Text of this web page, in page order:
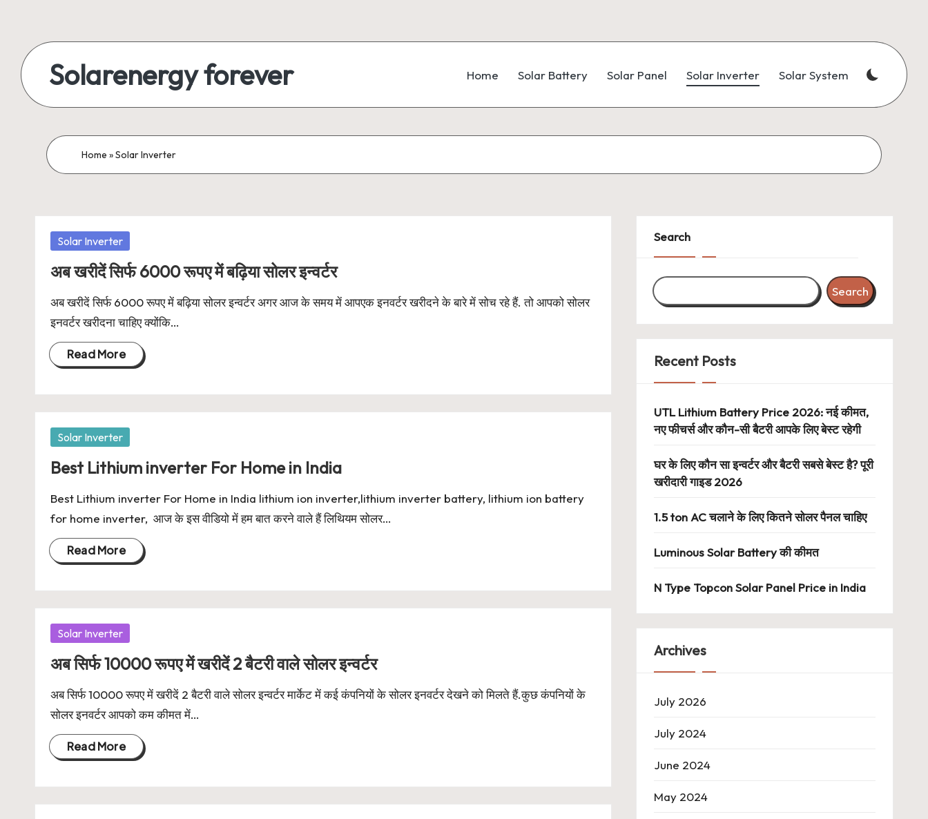
content
Solarenergy forever
बिजली
Home Solar Battery Solar Panel Solar Inverter Solar System
Home »Solar Inverter
Posted
Solar Inverter
अब खरीदें सिर्फ 6000 रूपए में बढ़िया सोलर इन्वर्टर
अब खरीदें सिर्फ 6000 रूपए में बढ़िया सोलर इन्वर्टर अगर आज के समय में आपएक इनवर्टर खरीदने के बारे में सोच रहे हैं. तो आपको सोलर
इनवर्टर खरीदना चाहिए क्योंकि…
Read More
Posted
Solar Inverter
Best Lithium inverter For Home in India
Best Lithium inverter For Home in India lithium ion inverter,lithium inverter battery, lithium ion battery
for home inverter, आज के इस वीडियो में हम बात करने वाले हैं लिथियम सोलर…
Read More
Posted
Solar Inverter
अब सिर्फ 10000 रूपए में खरीदें 2 बैटरी वाले सोलर इन्वर्टर
अब सिर्फ 10000 रूपए में खरीदें 2 बैटरी वाले सोलर इन्वर्टर मार्केट में कई कंपनियों के सोलर इनवर्टर देखने को मिलते हैं.कुछ कंपनियों के
सोलर इनवर्टर आपको कम कीमत में…
Read More
Search
Search
Recent Posts
UTL Lithium Battery Price 2026: नई कीमत,
नए फीचर्स और कौन-सी बैटरी आपके लिए बेस्ट रहेगी
घर के लिए कौन सा इन्वर्टर और बैटरी सबसे बेस्ट है? पूरी
खरीदारी गाइड 2026
1.5 ton AC चलाने के लिए कितने सोलर पैनल चाहिए
Luminous Solar Battery की कीमत
N Type Topcon Solar Panel Price in India
Archives
July 2026
July 2024
June 2024
May 2024